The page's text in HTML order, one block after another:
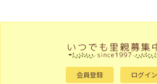
会員登録 ログイン